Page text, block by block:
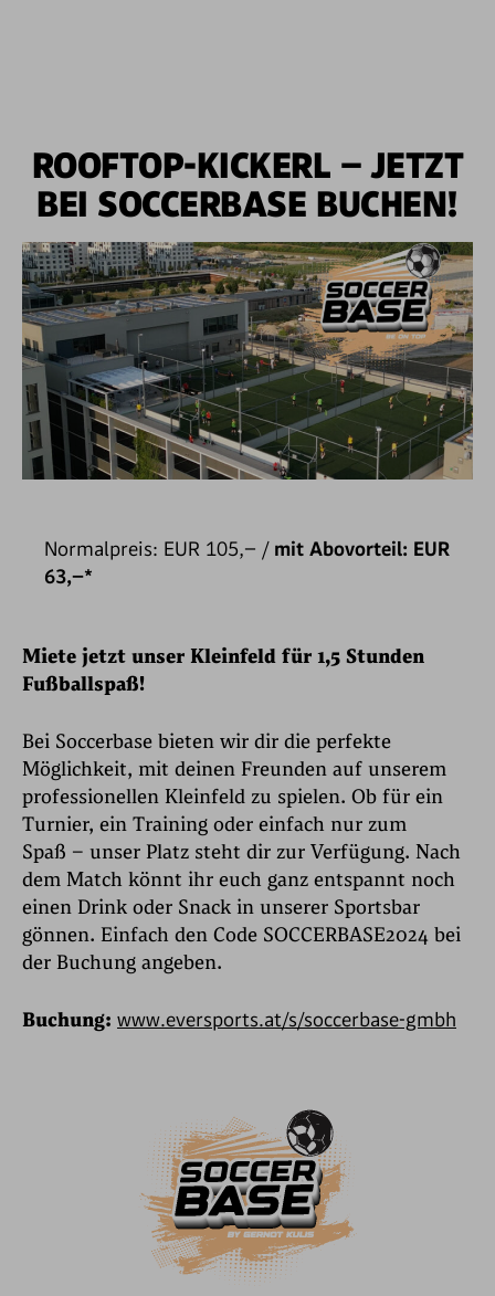
ROOFTOP-KICKERL – JETZT
BEI SOCCERBASE BUCHEN!
Normalpreis: EUR 105,– / mit Abovorteil: EUR
63,–*
Miete jetzt unser Kleinfeld für 1,5 Stunden
Fußballspaß!
Bei Soccerbase bieten wir dir die perfekte
Möglichkeit, mit deinen Freunden auf unserem
professionellen Kleinfeld zu spielen. Ob für ein
Turnier, ein Training oder einfach nur zum
Spaß – unser Platz steht dir zur Verfügung. Nach
dem Match könnt ihr euch ganz entspannt noch
einen Drink oder Snack in unserer Sportsbar
gönnen. Einfach den Code SOCCERBASE2024 bei
der Buchung angeben.
Buchung: www.eversports.at/s/soccerbase-gmbh